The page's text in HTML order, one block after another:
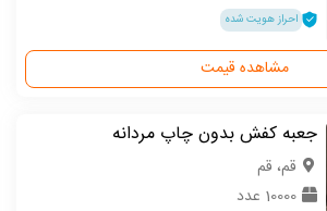
احراز هویت شده
مشاهده قیمت
جعبه کفش بدون چاپ مردانه
قم، قم
10000 عدد